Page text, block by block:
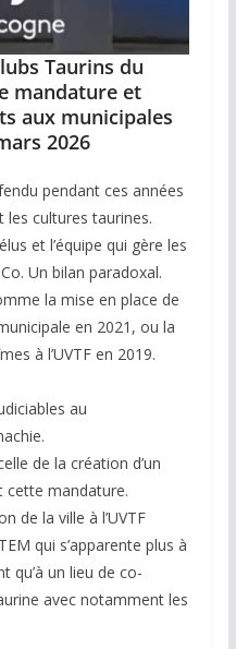
Taurins du
mandature et
aux municipales
2026
pendant ces années
cultures taurines.
et l’équipe qui gère les
Un bilan paradoxal.
la mise en place de
en 2021, ou la
à l’UVTF en 2019.
au
de la création d’un
cette mandature.
de la ville à l’UVTF
qui s’apparente plus à
qu’à un lieu de co-
avec notamment les